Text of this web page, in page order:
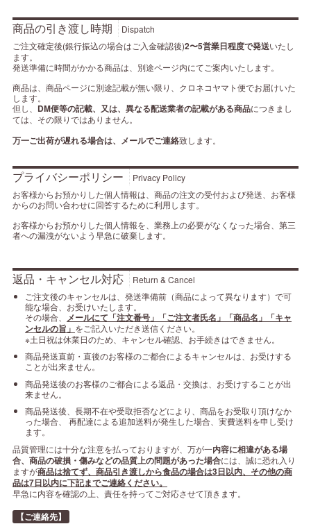
商品の引き渡し時期
Dispatch
ご注文確定後(銀行振込の場合はご入金確認後)2〜5営業日程度で発送いたし
ます。
発送準備に時間がかかる商品は、別途ページ内にてご案内いたします。
商品は、商品ページに別途記載が無い限り、クロネコヤマト便でお届けいた
します。
但し、 DM便等の記載、又は、異なる配送業者の記載がある商品につきまし
ては、その限りではありません。
万一ご出荷が遅れる場合は、メールでご連絡致します。
プライバシーポリシー
Privacy Policy
お客様からお預かりした個人情報は、商品の注文の受付および発送、お客様
からのお問い合わせに回答するために利用します。
お客様からお預かりした個人情報を、業務上の必要がなくなった場合、第三
者への漏洩がないよう早急に破棄します。
返品・キャンセル対応
Return & Cancel
ご注文後のキャンセルは、発送準備前（商品によって異なります）で可
能な場合、お受けいたします。
その場合、 メールにて「注文番号」「ご注文者氏名」「商品名」「キャ
ンセルの旨」 をご記入いただき送信ください。
※土日祝は休業日のため、キャンセル確認、お手続きはできません。
商品発送直前・直後のお客様のご都合によるキャンセルは、お受けする
ことが出来ません。
商品発送後のお客様のご都合による返品・交換は、お受けすることが出
来ません。
商品発送後、長期不在や受取拒否などにより、商品をお受取り頂けなか
った場合、 再配達による追加送料が発生した場合、実費送料を申し受け
ます。
品質管理には十分な注意を払っておりますが、万が一内容に相違がある場
合、商品の破損・傷みなどの品質上の問題があった場合には、誠に恐れ入り
ますが商品は捨てず、商品引き渡しから食品の場合は3日以内、その他の商
品は7日以内に下記までご連絡ください。
早急に内容を確認の上、責任を持ってご対応させて頂きます。
【ご連絡先】